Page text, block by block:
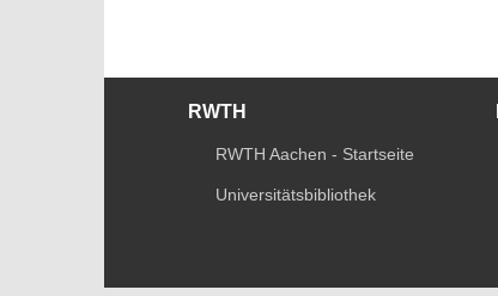
RWTH
RWTH Aachen - Startseite
Universitätsbibliothek